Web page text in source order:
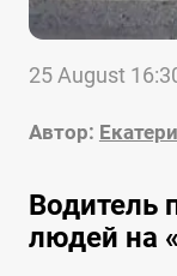
25 August
Автор:
Водитель
людей на